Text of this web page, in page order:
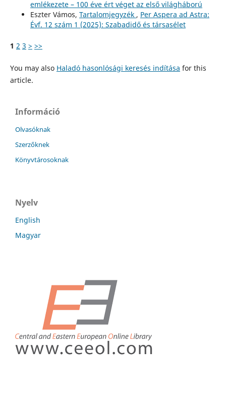
emlékezete – 100 éve ért véget az első világháború
Eszter Vámos, Tartalomjegyzék , Per Aspera ad Astra:
Évf. 12 szám 1 (2025): Szabadidő és társasélet
1 2 3 > >>
You may also Haladó hasonlósági keresés indítása for this
article.
Információ
Olvasóknak
Szerzőknek
Könyvtárosoknak
Nyelv
English
Magyar